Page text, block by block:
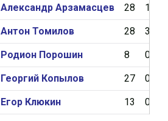
Александр Арзамасцев 28 1
Антон Томилов 28 3
Родион Порошин 8 0
Георгий Копылов 27 0
Егор Клюкин 13 0